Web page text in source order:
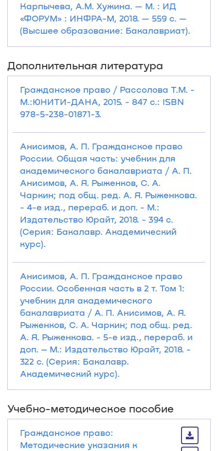
Карпычева, А.М. Хужина. — М. : ИД
«ФОРУМ» : ИНФРА-М, 2018. — 559 с. —
(Высшее образование: Бакалавриат).
Дополнительная литература
Гражданское право / Рассолова Т.М. -
М.:ЮНИТИ-ДАНА, 2015. - 847 с.: ISBN
978-5-238-01871-3.
Анисимов, А. П. Гражданское право
России. Общая часть: учебник для
академического бакалавриата / А. П.
Анисимов, А. Я. Рыженков, С. А.
Чаркин; под общ. ред. А. Я. Рыженкова.
- 4-е изд., перераб. и доп. - М.:
Издательство Юрайт, 2018. - 394 с.
(Серия: Бакалавр. Академический
курс).
Анисимов, А. П. Гражданское право
России. Особенная часть в 2 т. Том 1:
учебник для академического
бакалавриата / А. П. Анисимов, А. Я.
Рыженков, С. А. Чаркин; под общ. ред.
А. Я. Рыженкова. - 5-е изд., перераб. и
доп. – М.: Издательство Юрайт, 2018. -
322 с. (Серия: Бакалавр.
Академический курс).
Учебно-методическое пособие
Гражданское право:
Методические указания к